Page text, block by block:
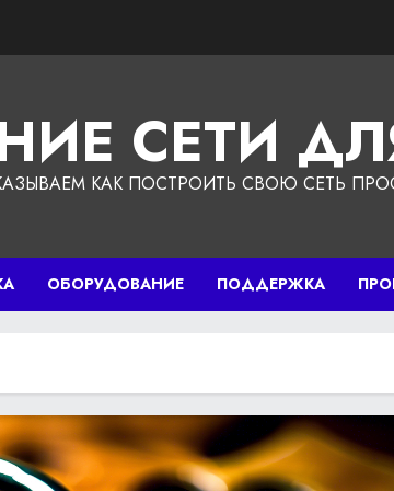
СЕТИ
КАК ПОСТРОИТЬ СВОЮ СЕТЬ
ОБОРУДОВАНИЕ ПОДДЕРЖКА